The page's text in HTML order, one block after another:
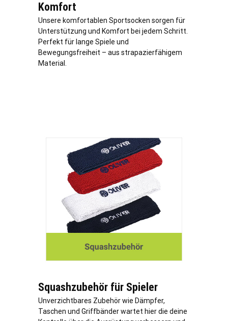
Komfort
Unsere komfortablen Sportsocken sorgen für
Unterstützung und Komfort bei jedem Schritt.
Perfekt für lange Spiele und
Bewegungsfreiheit – aus strapazierfähigem
Material.
Squashzubehör für Spieler
Unverzichtbares Zubehör wie Dämpfer,
Taschen und Griffbänder wartet hier die deine